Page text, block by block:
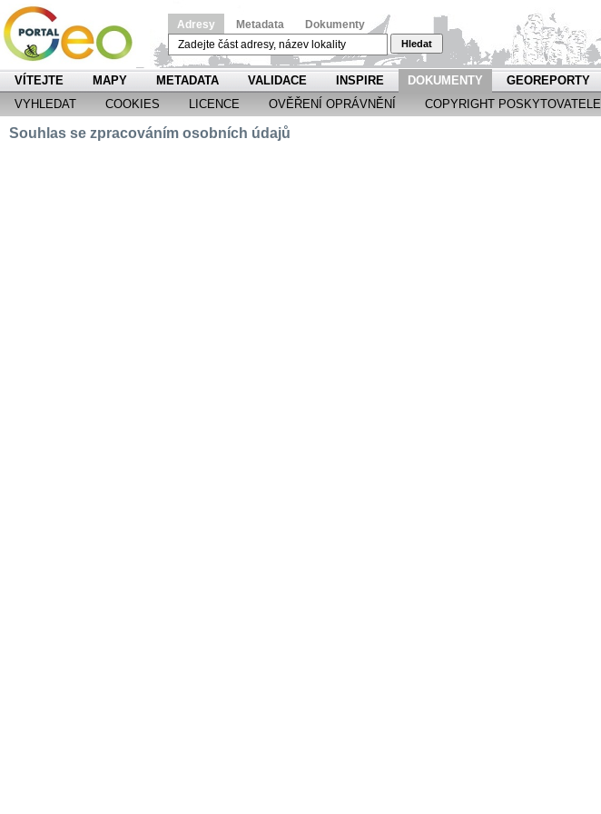
Adresy Metadata Dokumenty
Hledat
VÍTEJTE MAPY METADATA VALIDACE INSPIRE DOKUMENTY GEOREPORTY
VYHLEDAT
COOKIES LICENCE OVĚŘENÍ OPRÁVNĚNÍ COPYRIGHT POSKYTOVATELE
Souhlas se zpracováním osobních údajů